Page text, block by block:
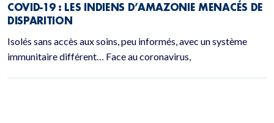
COVID-19 : LES INDIENS D’AMAZONIE MENACÉS DE
DISPARITION
Isolés sans accès aux soins, peu informés, avec un système
immunitaire différent… Face au coronavirus,